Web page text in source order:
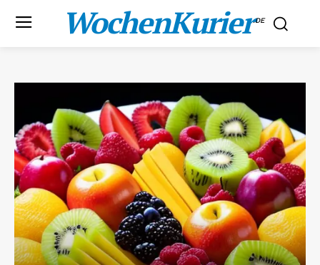
WochenKurier.DE